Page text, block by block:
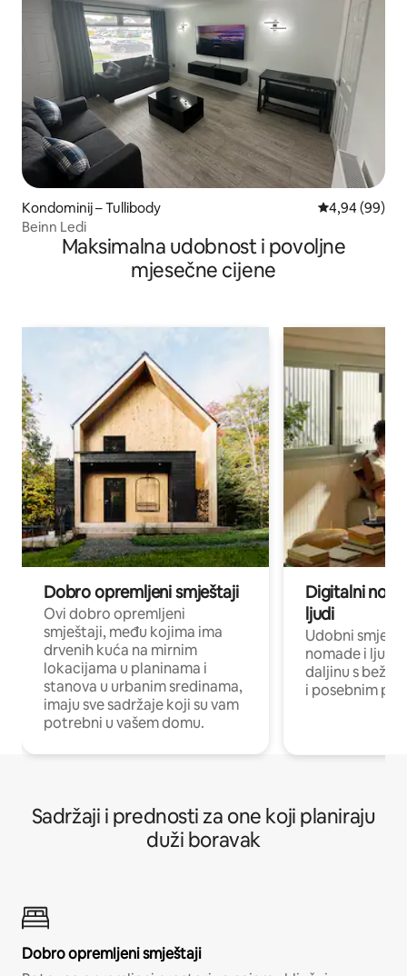
Kondominij – Tullibody Prosječna
4,94 (99)
Beinn Ledi
Maksimalna udobnost i povoljne
mjesečne cijene
Dobro opremljeni smještaji
Ovi dobro opremljeni
smještaji, među kojima ima
drvenih kuća na mirnim
lokacijama u planinama i
stanova u urbanim sredinama,
imaju sve sadržaje koji su vam
potrebni u vašem domu.
Digitalni
ljudi
Udobni
nomade i ljude
daljinu s
i posebnim
Sadržaji i prednosti za one koji planiraju
duži boravak
Dobro opremljeni smještaji